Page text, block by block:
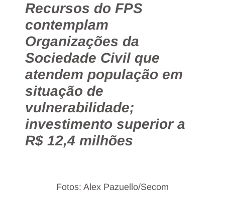
Recursos do FPS
contemplam
Organizações da
Sociedade Civil que
atendem população em
situação de
vulnerabilidade;
investimento superior a
R$ 12,4 milhões
Fotos: Alex Pazuello/Secom